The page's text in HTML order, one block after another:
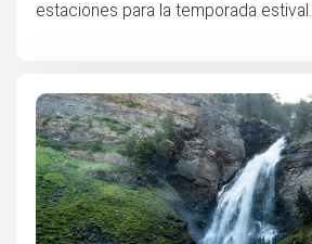
estaciones para la temporada estival.